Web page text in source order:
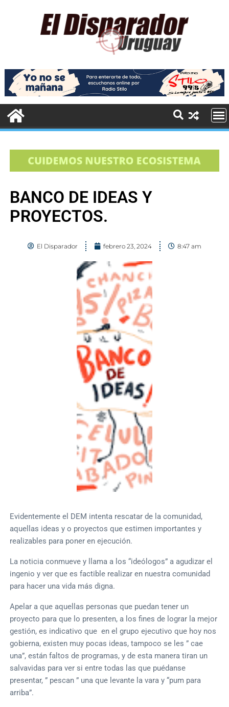
BANCO DE IDEAS Y
PROYECTOS.
El Disparador febrero 23, 2024 8:47 am
Evidentemente el DEM intenta rescatar de la comunidad,
aquellas ideas y o proyectos que estimen importantes y
realizables para poner en ejecución.
La noticia conmueve y llama a los “ideólogos” a agudizar el
ingenio y ver que es factible realizar en nuestra comunidad
para hacer una vida más digna.
Apelar a que aquellas personas que puedan tener un
proyecto para que lo presenten, a los fines de lograr la mejor
gestión, es indicativo que en el grupo ejecutivo que hoy nos
gobierna, existen muy pocas ideas, tampoco se les ” cae
una”, están faltos de programas, y de esta manera tiran un
salvavidas para ver si entre todas las que puédanse
presentar, ” pescan ” una que levante la vara y “pum para
arriba”.